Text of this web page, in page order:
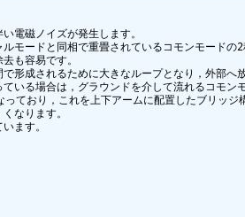
電磁ノイズが発生します。
モードと同相で重畳されているコモンモードの2
も容易です。
成されるために大きなループとなり，外部へ
る場合は，グラウンドを介して流れるコモン
おり，これを上下アームに配置したブリッ
なります。
ます。